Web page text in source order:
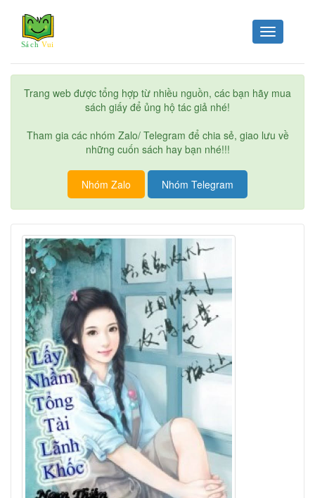
Toggle
navigation
Trang web được tổng hợp từ nhiều nguồn, các bạn hãy mua
sách giấy để ủng hộ tác giả nhé!
Tham gia các nhóm Zalo/ Telegram để chia sẻ, giao lưu về
những cuốn sách hay bạn nhé!!!
Nhóm Zalo Nhóm Telegram